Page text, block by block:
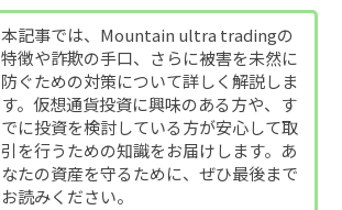
本記事では、Mountain ultra tradingの
特徴や詐欺の手口、さらに被害を未然に
防ぐための対策について詳しく解説しま
す。仮想通貨投資に興味のある方や、す
でに投資を検討している方が安心して取
引を行うための知識をお届けします。あ
なたの資産を守るために、ぜひ最後まで
お読みください。